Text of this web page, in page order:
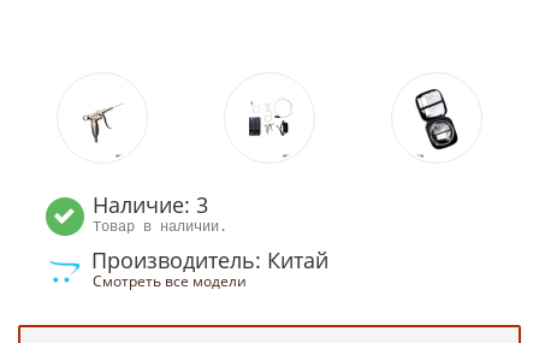
Наличие: 3
Товар в наличии.
Производитель: Китай
Смотреть все модели